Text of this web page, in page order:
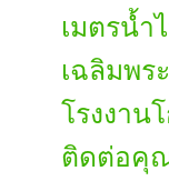
เมตรน้
เฉลิมพร
โรงงาน
ติดต่อคุณ